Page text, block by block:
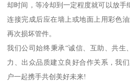
却时间，等冷却到一定程度就可以放手
连接完成后应在墙上或地面上用彩色
再次损坏管件。
我们公司始终秉承“诚信、互助、共生
力、出众品质建立良好合作关系，我
户一起携手共创美好未来!